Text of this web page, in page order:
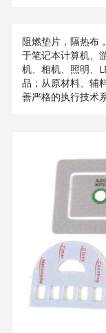
阻燃垫片，隔热布
于笔记本计算机、
机、相机、照明、
品；从原材料、辅
善严格的执行技术